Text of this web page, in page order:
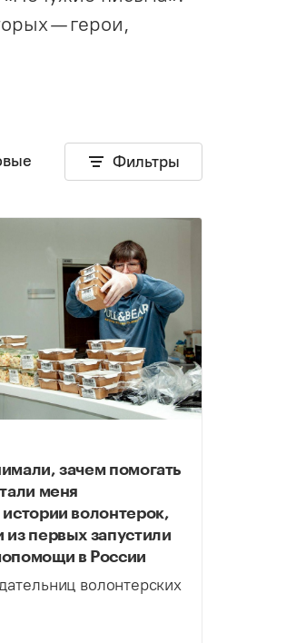
— герои,
Фильтры
зачем помогать
меня
волонтерок,
первых запустили
в России
волонтерских